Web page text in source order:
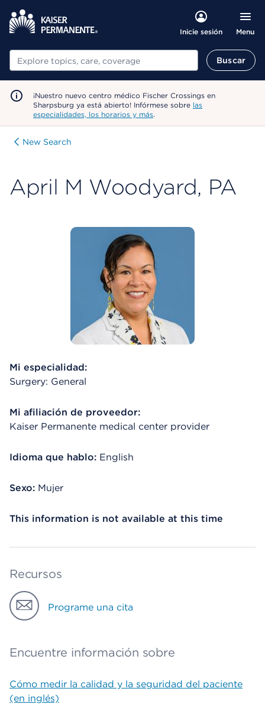
Inicie sesión Menu
Buscar Buscar
¡Nuestro nuevo centro médico Fischer Crossings en
Sharpsburg ya está abierto! Infórmese sobre las
especialidades, los horarios y más.
New Search
April M Woodyard, PA
Mi especialidad:
Surgery: General
Mi afiliación de proveedor:
Kaiser Permanente medical center provider
Idioma que hablo: English
Sexo: Mujer
This information is not available at this time
Recursos
Programe una cita
Encuentre información sobre
Cómo medir la calidad y la seguridad del paciente
(en inglés)